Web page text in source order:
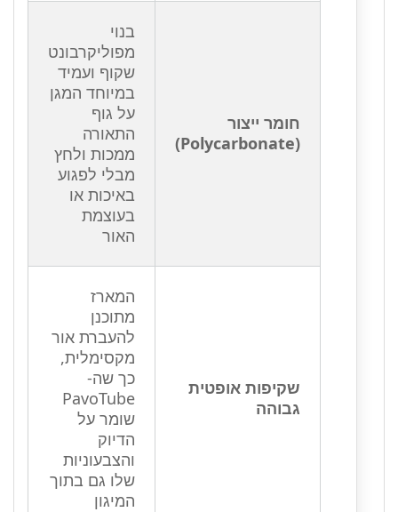
חומר ייצור
מפוליקרבונט
שקוף ועמיד
במיוחד המגן
על גוף
התאורה
ממכות ולחץ
מבלי לפגוע
באיכות או
בעוצמת
שקיפות אופטית
גבוהה
המארז
מתוכנן
להעברת אור
מקסימלית,
כך שה-
PavoTube
שומר על
הדיוק
והצבעוניות
שלו גם בתוך
המיגון